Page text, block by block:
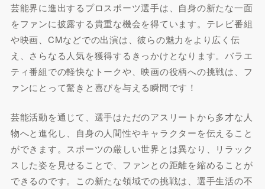
芸能界に進出するプロスポーツ選手は、自身の新たな一面
をファンに披露する貴重な機会を得ています。テレビ番組
や映画、CMなどでの出演は、彼らの魅力をより広く伝
え、さらなる人気を獲得するきっかけとなります。バラエ
ティ番組での軽快なトークや、映画の役柄への挑戦は、フ
ァンにとって驚きと喜びを与える瞬間です！
芸能活動を通じて、選手はただのアスリートから多才な人
物へと進化し、自身の人間性やキャラクターを伝えること
ができます。スポーツの厳しい世界とは異なり、リラック
スした姿を見せることで、ファンとの距離を縮めることが
できるのです。この新たな領域での挑戦は、選手生活の不